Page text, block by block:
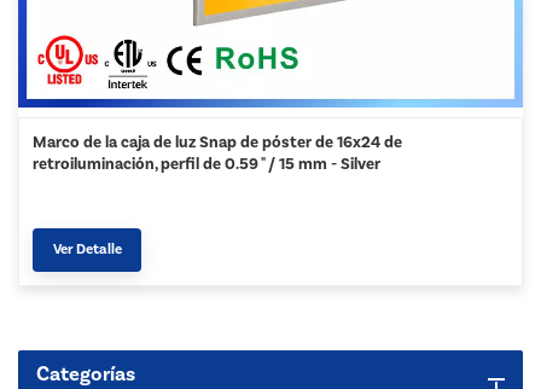
Marco de la caja de luz Snap de póster de 16x24 de
retroiluminación, perfil de 0.59 " / 15 mm - Silver
Ver Detalle
Categorías